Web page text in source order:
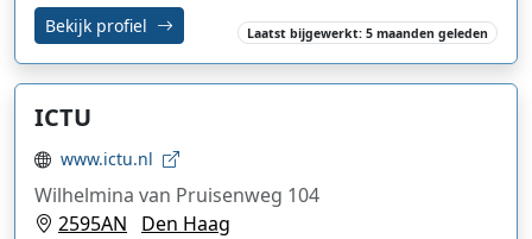
Bekijk profiel Laatst bijgewerkt: 5 maanden geleden
ICTU
www.ictu.nl
Wilhelmina van Pruisenweg 104
2595AN
Den Haag